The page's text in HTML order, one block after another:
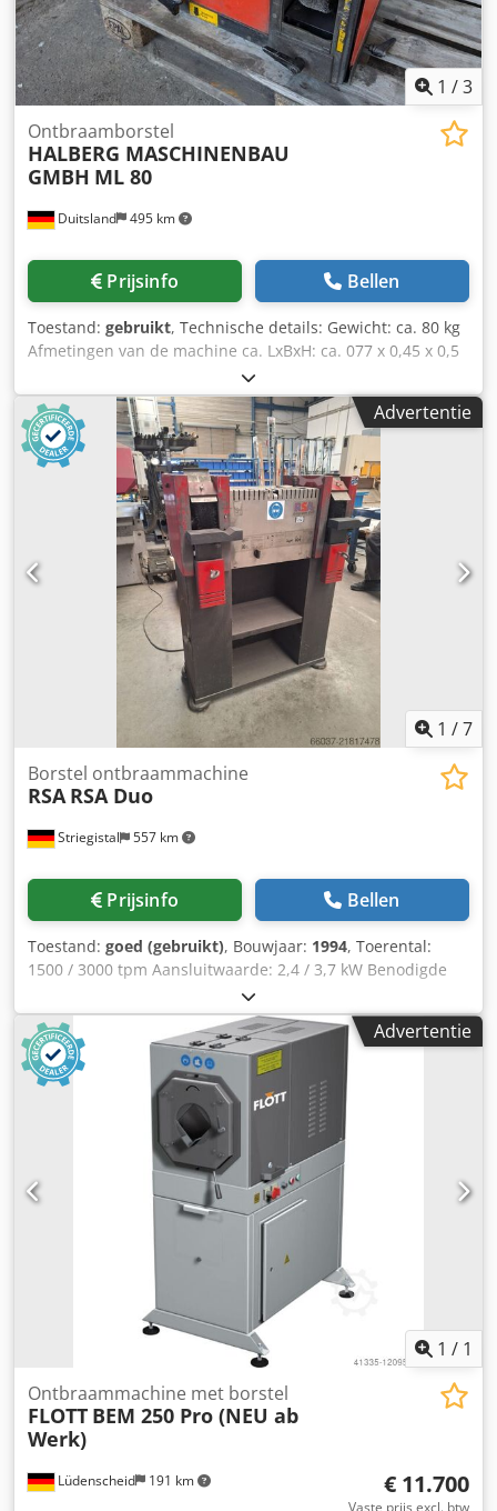
1 /3
Duitsland 495 km
Ontbraamborstel
HALBERG MASCHINENBAU
GMBH ML 80
Prijsinfo Bellen
Toestand: gebruikt, Technische details: Gewicht: ca. 80 kg
Afmetingen van de machine ca. LxBxH: ca. 077 x 0,45 x 0,5
m Cjdpfowiu Smox Adhsha BORSTELMACHINE voor het
ontbramen / borstelen van buiseinden / gelaste
profielbuizen / buislichamen aan de voorzijde *Advertentie
1 /7
Striegistal 557 km
Borstel ontbraammachine
RSA RSA Duo
Prijsinfo Bellen
Toestand: goed (gebruikt), Bouwjaar: 1994, Toerental:
1500 / 3000 tpm Aansluitwaarde: 2,4 / 3,7 kW Benodigde
ruimte: ca. 1,0 x 0,5 x 1,2 m (L x B x H) Transport en laden
kunnen op verzoek en tegen meerprijs door heel Europa
worden georganiseerd. Prijzen exclusief btw Bezichtiging
mogelijk op afspraak. Neem contact met ons op, ons team
helpt u graag verder. Machine in- /verkoop AANKOOP /
VERKOOP VAN PRODUCTIE- &
METAALBEWERKINGSMACHINES,
GEREEDSCHAPSMACHINES EN MEER. Bent u op zoek naar
een kwalitatieve maar betaalbare machine voor uw
productie? Of wilt u uw eigen machine verkopen? Codpfx
Asy H Ifhodhsha Voor meer informatie of
contactmogelijkheden kunt u ons bereiken via het
contactformulier.
Advertentie
1 / 1
Lüdenscheid 191 km
Ontbraammachine met borstel
FLOTT BEM 250 Pro (NEU ab
Werk)
€ 11.700
Vaste prijs excl. btw